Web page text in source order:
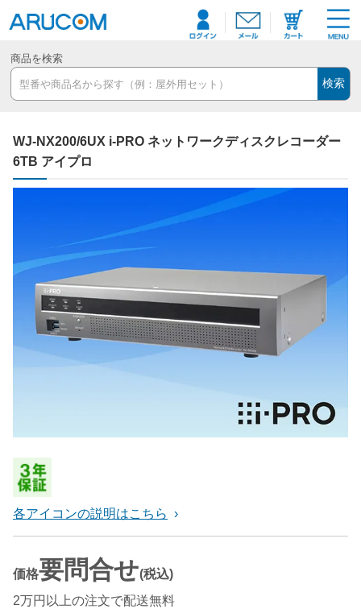
商品を検索
検索
WJ-NX200/6UX i-PRO ネットワークディスクレコーダー
6TB アイプロ
各アイコンの説明はこちら
価格要問合せ(税込)
2万円以上の注文で配送無料